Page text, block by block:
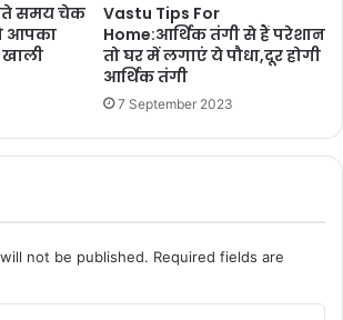
समय चेक
आपका
Vastu Tips For
Home:आर्थिक तंगी से हैं परेशान
तो घर में लगाएं ये पौधा,दूर होगी
आर्थिक तंगी
7 September 2023
not be published. Required fields are